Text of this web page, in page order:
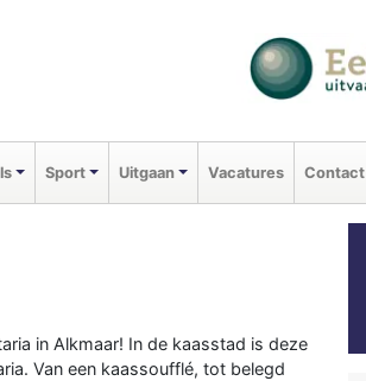
Sport Uitgaan Vacatures Contact
in Alkmaar! In de kaasstad is deze
Van een kaassoufflé, tot belegd